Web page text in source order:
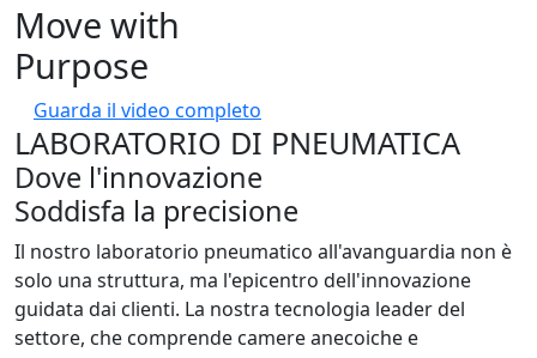
Move with
Purpose
Guarda il video completo
LABORATORIO DI PNEUMATICA
Dove l'innovazione
Soddisfa la precisione
Il nostro laboratorio pneumatico all'avanguardia non è
solo una struttura, ma l'epicentro dell'innovazione
guidata dai clienti. La nostra tecnologia leader del
settore, che comprende camere anecoiche e